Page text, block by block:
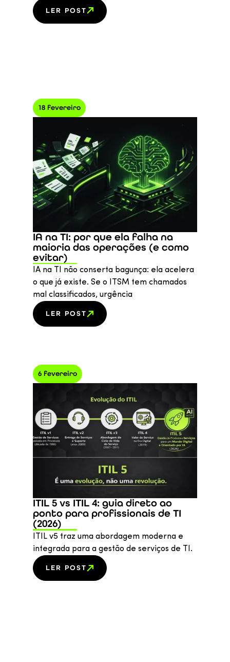
LER POST
18 fevereiro
IA na TI: por que ela falha na
maioria das operações (e como
evitar)
IA na TI não conserta bagunça: ela acelera
o que já existe. Se o ITSM tem chamados
mal classificados, urgência
LER POST
6 fevereiro
ITIL 5 vs ITIL 4: guia direto ao
ponto para profissionais de TI
(2026)
ITIL v5 traz uma abordagem moderna e
integrada para a gestão de serviços de TI.
LER POST